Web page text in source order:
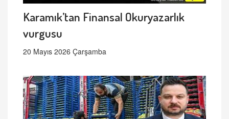
Karamık’tan Finansal Okuryazarlık
vurgusu
20 Mayıs 2026 Çarşamba